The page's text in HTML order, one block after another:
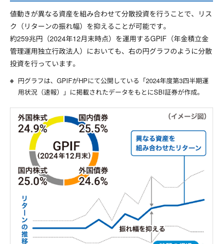
値動きが異なる資産を組み合わせて分散投資を行うことで、リス
ク（リターンの振れ幅）を抑えることが可能です。
約259兆円（2024年12月末時点）を運用するGPIF（年金積立金
管理運用独立行政法人）においても、右の円グラフのように分散
投資を行っています。
円グラフは、GPIFがHPにて公開している「2024年度第3四半期運
用状況（速報）」に掲載されたデータをもとにSBI証券が作成。